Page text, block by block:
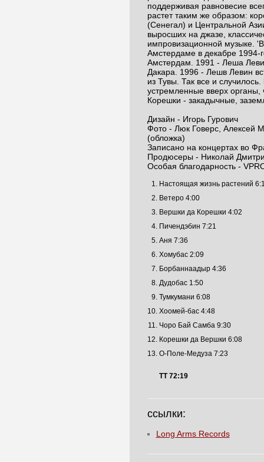
поддерживая равновесие
растет таким же образом:
(Сенегал) и Центральной
выросших на джазе,
импровизационной музыке.
Амстердаме в декабре 1994-
Амстердам. 1991 - Леша
Дакара. 1996 - Лешв Левин
из Тувы. Так все и
устремленные вверх органы,
Корешки - закадычные,
Дизайн - Игорь Гурович
Фото - Люк Говерс, Алексей
(обложка)
Записано на концертах во
Продюсеры - Николай
Особая благодарность -
Настоящая жизнь растений
Ветеро 4:00
Вершки да Корешки 4:02
Пичендэбин 7:21
Аня 7:36
Хомубас 2:09
Борбаннаадыр 4:36
Дудобас 1:50
Тумкумани 6:08
Хоомей-бас 4:48
Чоро Бай Самба 9:30
Корешки да Вершки 6:08
О-Поле-Медуза 7:23
TT 72:19
ссылки:
Long Arms Records